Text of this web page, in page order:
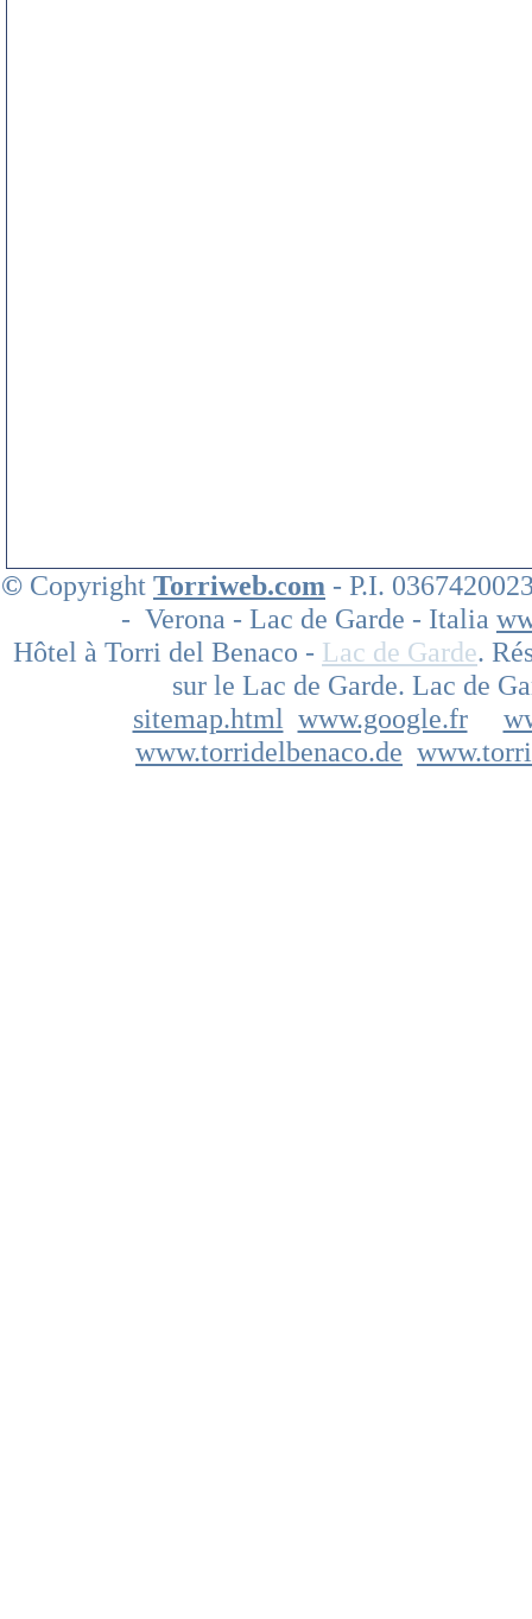
© Copyright Torriweb.com - P.I.
- Verona - Lac de Garde - Italia
Hôtel à Torri del Benaco - Lac de Garde.
sur le Lac de Garde. Lac de
sitemap.html www.google.fr
www.torridelbenaco.de